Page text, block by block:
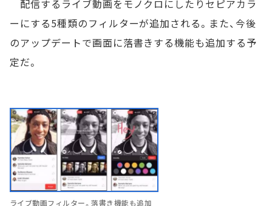
配信するライブ動画をモノクロにしたりセピアカラ
ーにする5種類のフィルターが追加される。また、今後
のアップデートで画面に落書きする機能も追加する予
定だ。
ライブ動画フィルター。落書き機能も追加